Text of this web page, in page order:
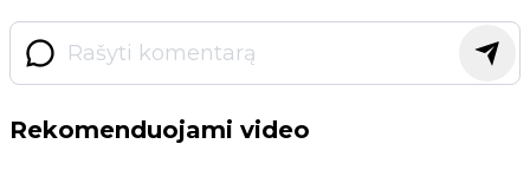
Rekomenduojami video